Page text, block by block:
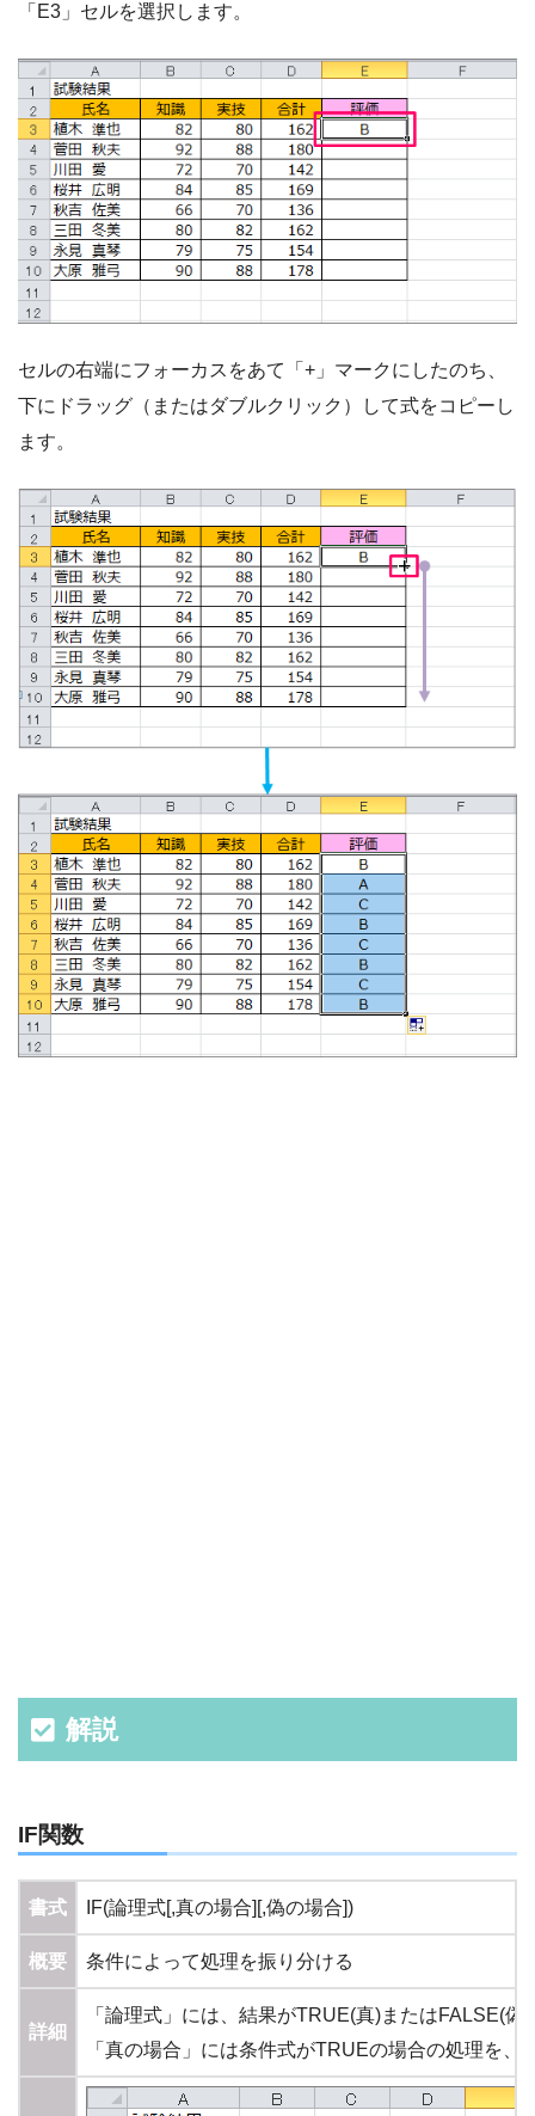
「E3」セルを選択します。
セルの右端にフォーカスをあて「+」マークにしたのち、
下にドラッグ（またはダブルクリック）して式をコピーし
ます。
解説
IF関数
書式 IF(論理式[,真の場合][,偽の場合])
概要 条件によって処理を振り分ける
詳細
「論理式」には、結果がTRUE(真)またはFALSE(
「真の場合」には条件式がTRUEの場合の処理を